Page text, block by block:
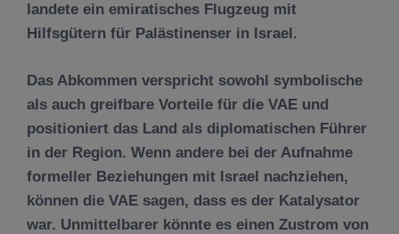
landete ein emiratisches Flugzeug mit
Hilfsgütern für Palästinenser in Israel.
Das Abkommen verspricht sowohl symbolische
als auch greifbare Vorteile für die VAE und
positioniert das Land als diplomatischen Führer
in der Region. Wenn andere bei der Aufnahme
formeller Beziehungen mit Israel nachziehen,
können die VAE sagen, dass es der Katalysator
war. Unmittelbarer könnte es einen Zustrom von